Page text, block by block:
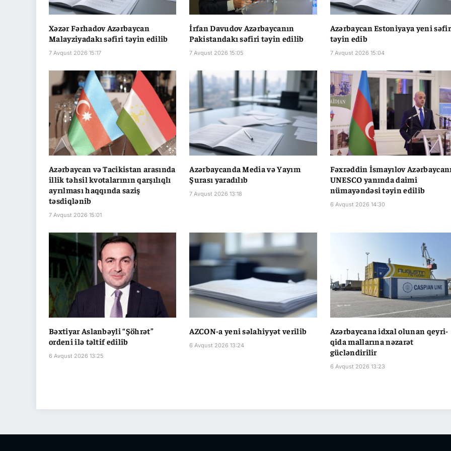
Xəzər Fərhadov Azərbaycan
Malayziyadakı səfiri təyin edilib
7 Avqust 2026 15:17
İrfan Davudov Azərbaycanın
Pakistandakı səfiri təyin edilib
7 Avqust 2026 15:05
Azərbaycan Estoniyaya yeni səfir
təyin edib
7 Avqust 2026 15:04
Azərbaycan və Tacikistan arasında
illik təhsil kvotalarının qarşılıqlı
ayrılması haqqında saziş
təsdiqlənib
7 Avqust 2026 15:01
Azərbaycanda Media və Yayım
Şurası yaradılıb
7 Avqust 2026 13:18
Fəxrəddin İsmayılov
UNESCO yanında daimi
nümayəndəsi təyin edilib
6 Avqust 2026 14:30
Bəxtiyar Aslanbəyli “Şöhrət”
ordeni ilə təltif edilib
6 Avqust 2026 13:25
AZCON-a yeni səlahiyyət verilib
6 Avqust 2026 13:24
Azərbaycana idxal olunan qeyri-
qida mallarına nəzarət
gücləndirilir
6 Avqust 2026 13:23